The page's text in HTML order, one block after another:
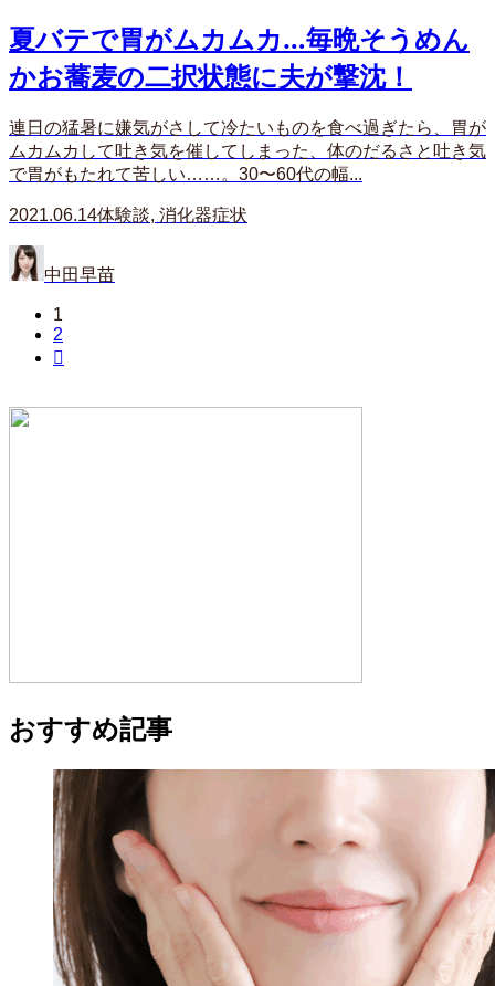
夏バテで胃がムカムカ…毎晩そうめん
かお蕎麦の二択状態に夫が撃沈！
連日の猛暑に嫌気がさして冷たいものを食べ過ぎたら、胃が
ムカムカして吐き気を催してしまった、体のだるさと吐き気
で胃がもたれて苦しい……。30〜60代の幅...
2021.06.14体験談, 消化器症状
中田早苗
1
2

おすすめ記事